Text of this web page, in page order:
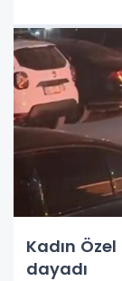
Kadın
dayadı